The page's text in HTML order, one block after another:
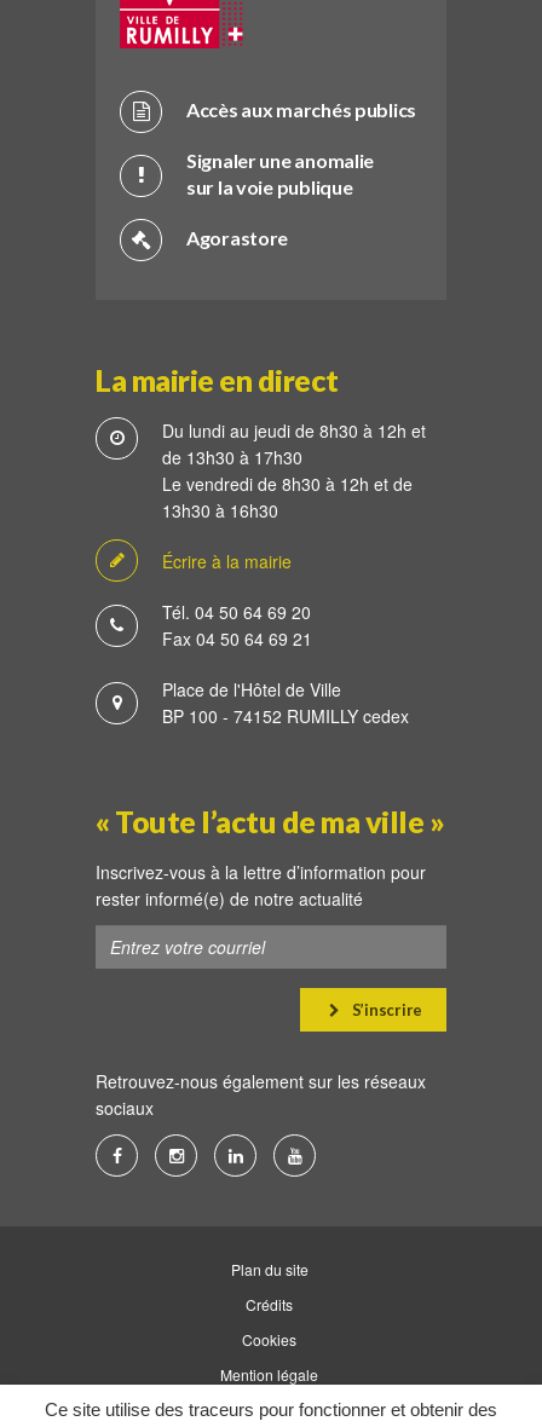
Ce site utilise des traceurs pour fonctionner et obtenir des
Accès aux marchés publics
Signaler une anomalie
sur la voie publique
Agorastore
La mairie en direct
Du lundi au jeudi de 8h30 à 12h et
de 13h30 à 17h30
Le vendredi de 8h30 à 12h et de
13h30 à 16h30
Écrire à la mairie
Tél. 04 50 64 69 20
Fax 04 50 64 69 21
Place de l'Hôtel de Ville
BP 100 - 74152 RUMILLY cedex
« Toute l’actu de ma ville »
Inscrivez-vous à la lettre d’information pour
rester informé(e) de notre actualité
S’inscrire
Retrouvez-nous également sur les réseaux
sociaux
Lien
Lien
Instagram
Lien
Linkedin
Lien
Youtube
Plan du site
Crédits
Cookies
Mention légale
Accessibilité